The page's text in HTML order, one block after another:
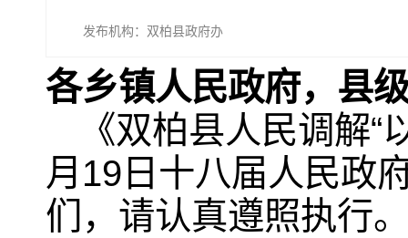
发布机构：双柏县政府办
各乡镇人民政府，县
《双柏县人民调解
月19日十八届人民政
们，请认真遵照执行